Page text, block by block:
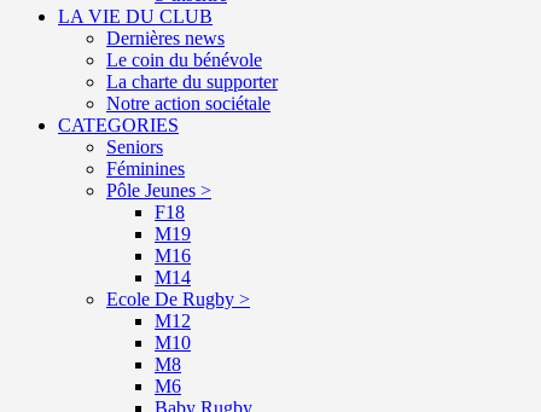
LA VIE DU CLUB
Dernières news
Le coin du bénévole
La charte du supporter
Notre action sociétale
CATEGORIES
Seniors
Féminines
Pôle Jeunes >
F18
M19
M16
M14
Ecole De Rugby >
M12
M10
M8
M6
Baby Rugby